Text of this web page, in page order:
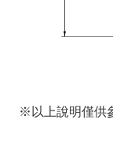
※以上說明僅供